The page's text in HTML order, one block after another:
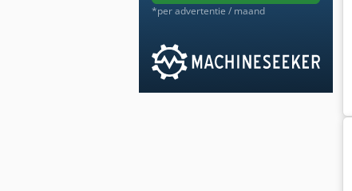
*per advertentie / maand